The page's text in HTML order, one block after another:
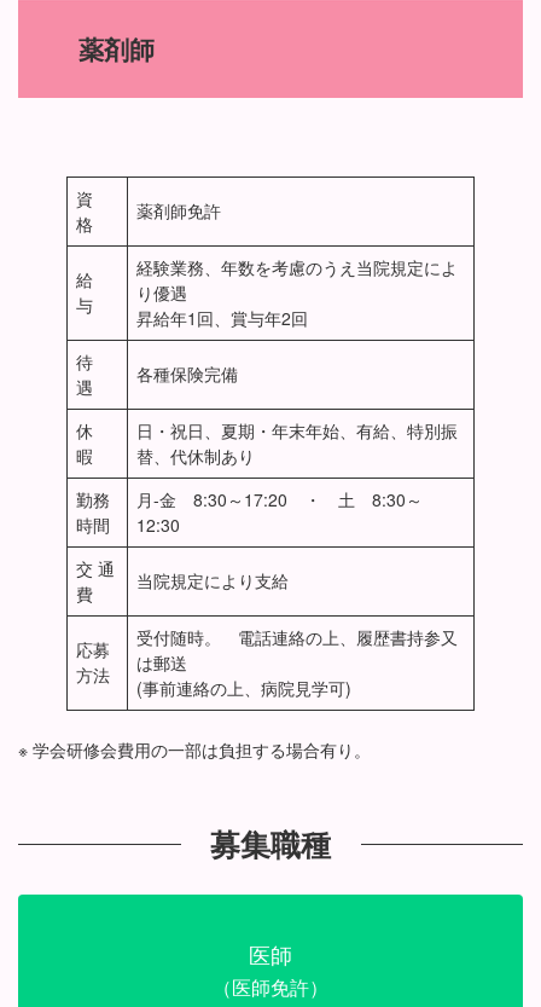
薬剤師
資
格
薬剤師免許
給
与
経験業務、年数を考慮のうえ当院規定によ
り優遇
昇給年1回、賞与年2回
待
遇
各種保険完備
休
暇
日・祝日、夏期・年末年始、有給、特別振
替、代休制あり
勤務
時間
月-金 8:30～17:20 ・ 土 8:30～
12:30
交 通
費
当院規定により支給
応募
方法
受付随時。 電話連絡の上、履歴書持参又
は郵送
(事前連絡の上、病院見学可)
※ 学会研修会費用の一部は負担する場合有り。
募集職種
医師
（医師免許）